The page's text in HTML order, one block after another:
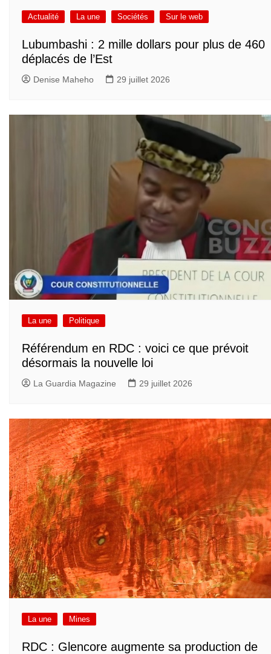
Actualité La une Sociétés Sur le web
Lubumbashi : 2 mille dollars pour plus de 460
déplacés de l’Est
Denise Maheho 29 juillet 2026
La une Politique
Référendum en RDC : voici ce que prévoit
désormais la nouvelle loi
La Guardia Magazine 29 juillet 2026
La une Mines
RDC : Glencore augmente sa production de